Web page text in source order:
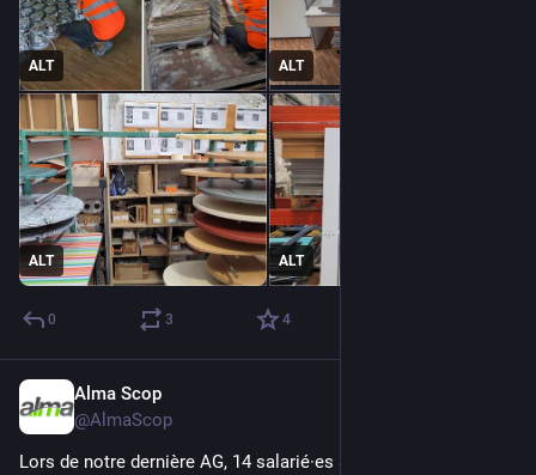
ALT ALT
ALT ALT
0 3 4
Alma Scop
@AlmaScop
Lors de notre dernière AG, 14 salarié·es sont devenu·es